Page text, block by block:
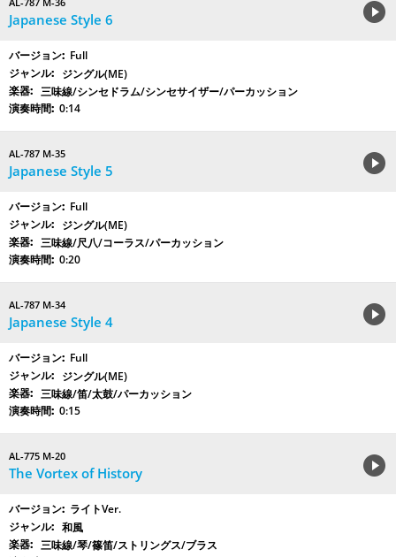
Japanese Style 6
Full
ジングル(ME)
三味線/シンセドラム/シンセサイザー/パーカッション
0:14
AL-787 M-35
Japanese Style 5
Full
ジングル(ME)
三味線/尺八/コーラス/パーカッション
0:20
AL-787 M-34
Japanese Style 4
Full
ジングル(ME)
三味線/笛/太鼓/パーカッション
0:15
AL-775 M-20
The Vortex of History
ライトVer.
和風
三味線/琴/篠笛/ストリングス/ブラス